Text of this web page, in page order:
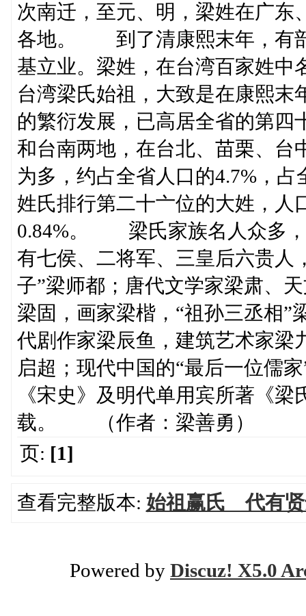
次南迁，至元、明，梁姓在广东
各地。 到了清康熙末年，有部
基立业。梁姓，在台湾百家姓中
台湾梁氏始祖，大致是在康熙末
的繁衍发展，已高居全省的第四
和台南两地，在台北、苗栗、台
为多，约占全省人口的4.7%，
姓氏排行第二十亠位的大姓，人
0.84%。 梁氏家族名人众多，
有七侯、二将军、三皇后六贵人
子”梁师都；唐代文学家梁肃、
梁固，画家梁楷，“祖孙三丞相”
代剧作家梁辰鱼，建筑艺术家梁
启超；现代中国的“最后一位儒
《宋史》及明代单用宾所著《
载。 （作者：梁善勇）
页: [1]
查看完整版本: 始祖赢氏 代有
Powered by Discuz! X5.0